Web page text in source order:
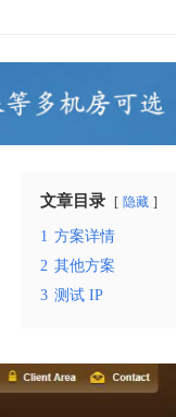
文章目录 隐藏
1 方案详情
2 其他方案
3 测试 IP